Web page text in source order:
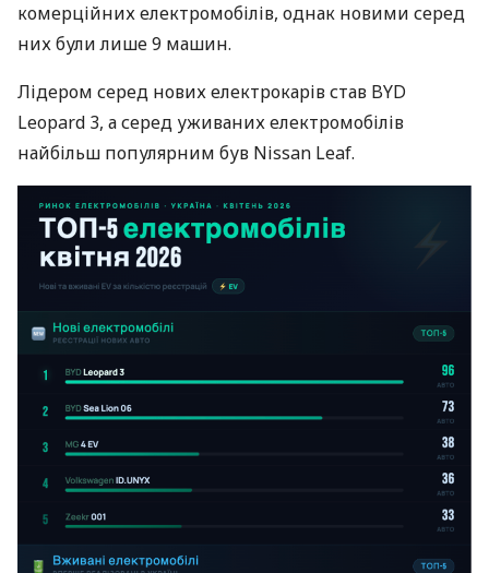
комерційних електромобілів, однак новими серед
них були лише 9 машин.
Лідером серед нових електрокарів став BYD
Leopard 3, а серед уживаних електромобілів
найбільш популярним був Nissan Leaf.